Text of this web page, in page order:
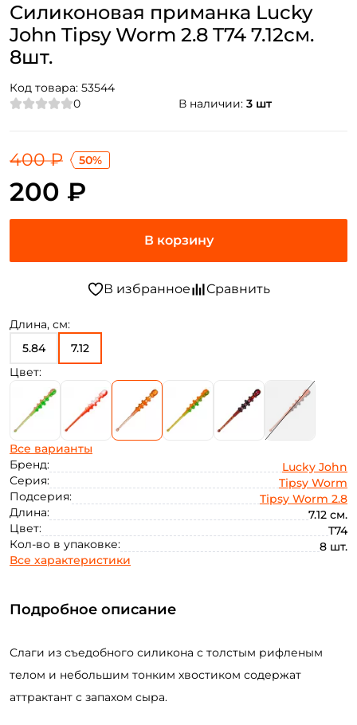
Силиконовая приманка Lucky
John Tipsy Worm 2.8 T74 7.12см.
8шт.
Код товара: 53544
0
В наличии: 3 шт
Длина, см:
5.84
7.12
Цвет:
Все варианты
Бренд:
Lucky John
Серия:
Tipsy Worm
Подсерия:
Tipsy Worm 2.8
Длина:
7.12 см.
Цвет:
T74
Кол-во в упаковке:
8 шт.
Все характеристики
200 ₽
400 ₽ 50%
Подробное описание
Слаги из съедобного силикона с толстым рифленым
телом и небольшим тонким хвостиком содержат
аттрактант с запахом сыра.